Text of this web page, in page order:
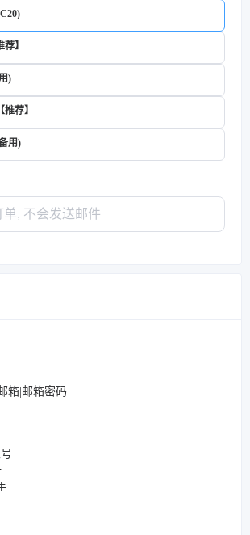
】
)
荐】
用)
箱|邮箱密码